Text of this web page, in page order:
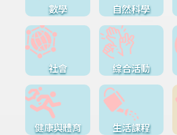
數學 自然科學
社會 綜合活動
健康與體育 生活課程